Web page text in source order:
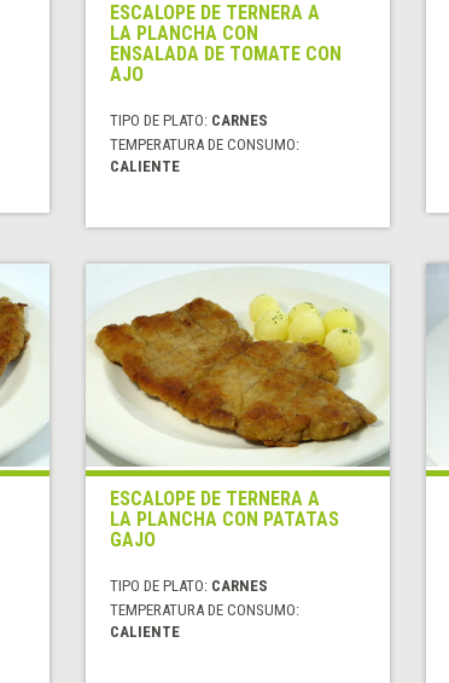
ESCALOPE DE TERNERA A
LA PLANCHA CON
ENSALADA DE TOMATE CON
AJO
TIPO DE PLATO: CARNES
TEMPERATURA DE CONSUMO:
CALIENTE
ESCALOPE DE TERNERA A
LA PLANCHA CON PATATAS
GAJO
TIPO DE PLATO: CARNES
TEMPERATURA DE CONSUMO:
CALIENTE